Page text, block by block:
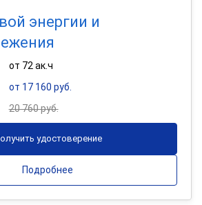
энергии и
от 72 ак.ч
от 17 160 руб.
20 760 руб.
удостоверение
Подробнее